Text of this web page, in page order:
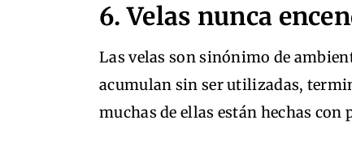
6. Velas nunca
Las velas son sinónimo de
acumulan sin ser utilizadas,
muchas de ellas están hechas